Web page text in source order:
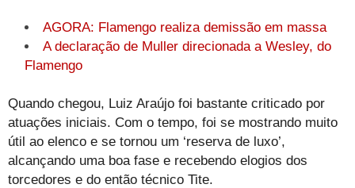
AGORA: Flamengo realiza demissão em massa
A declaração de Muller direcionada a Wesley, do
Flamengo
Quando chegou, Luiz Araújo foi bastante criticado por
atuações iniciais. Com o tempo, foi se mostrando muito
útil ao elenco e se tornou um ‘reserva de luxo’,
alcançando uma boa fase e recebendo elogios dos
torcedores e do então técnico Tite.